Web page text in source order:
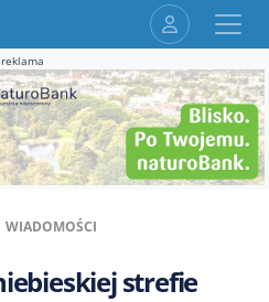
reklama
WIADOMOŚCI
strefie